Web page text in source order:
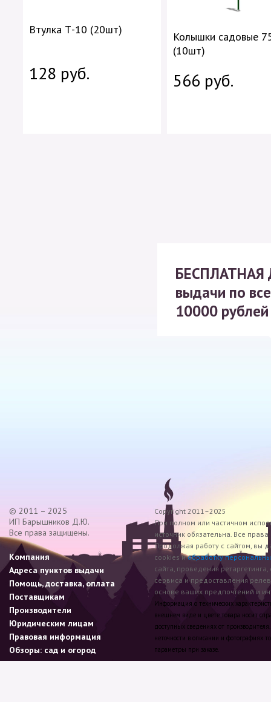
Втулка Т-10 (20шт)
128 руб.
Колышки садовые
(10шт)
566 руб.
БЕСПЛАТНАЯ
выдачи по
10000 рублей
© 2011 – 2025
ИП Барышников Д.Ю.
Все права защищены.
Компания
Адреса пунктов выдачи
Помощь, доставка, оплата
Поставщикам
Производители
Юридическим лицам
Правовая информация
Обзоры: сад и огород
Copyright 2011–2025
При полном или частичном
источник обязательна. Все
Продолжая работу с сайтом, вы
cookies иобработку
сайта, проведения
сервиса и предоставления
основе ваших предпочтений и
Информация о технических
внешнем виде и цвете товара носит
доступных сведениях от
неточности в описании и фотографиях
параметры при заказе.